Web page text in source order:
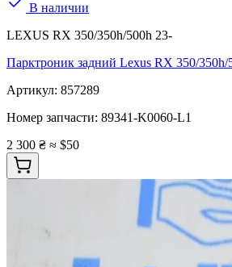
В наличии
LEXUS RX 350/350h/500h 23-
Парктроник задний Lexus RX 350/350h/
Артикул: 857289
Номер запчасти: 89341-K0060-L1
2 300 ₴ ≈ $50